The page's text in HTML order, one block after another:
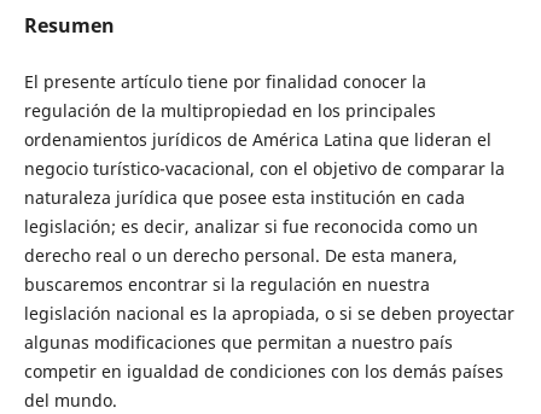
Resumen
El presente artículo tiene por finalidad conocer la
regulación de la multipropiedad en los principales
ordenamientos jurídicos de América Latina que lideran el
negocio turístico-vacacional, con el objetivo de comparar la
naturaleza jurídica que posee esta institución en cada
legislación; es decir, analizar si fue reconocida como un
derecho real o un derecho personal. De esta manera,
buscaremos encontrar si la regulación en nuestra
legislación nacional es la apropiada, o si se deben proyectar
algunas modificaciones que permitan a nuestro país
competir en igualdad de condiciones con los demás países
del mundo.